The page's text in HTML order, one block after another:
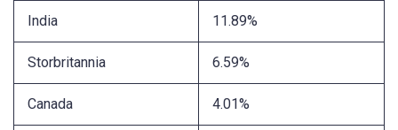
India 11.89%
Storbritannia 6.59%
Canada 4.01%